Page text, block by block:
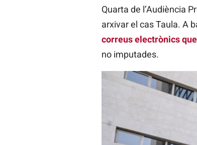
Quarta de l’Audiència
arxivar el cas Taula. A
correus electrònics
no imputades.